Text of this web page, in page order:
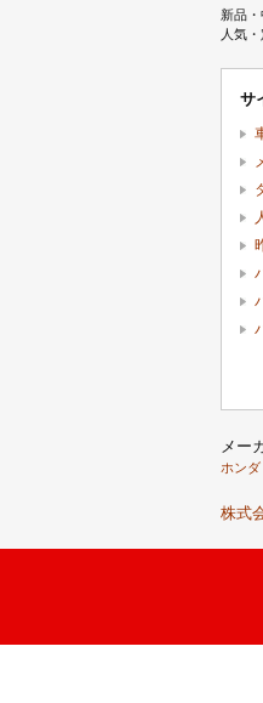
新品
人気
サ
メー
ホンダ
株式